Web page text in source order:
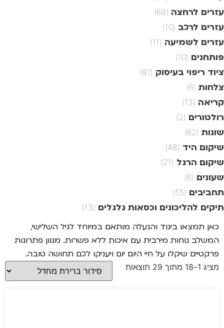
עזרים לרחצה (68)
עזרים לרכב (10)
עזרים לשמיעה (11)
פותחנים (10)
ציוד ריפוי בעיסוק (81)
צלחות (6)
קריאה (13)
רולטורים (2)
שונות (62)
שיקום היד (48)
שיקום הרגל (21)
שעונים (6)
תחביבים (55)
תיקים להליכונים וכסאות גלגלים (13)
כאן תמצאו ביגוד והנעלה מותאם במיוחד לגיל השלישי,
המשלב נוחות מירבית עם איכות ללא פשרות. מגוון פתרונות
פרקטיים שיקלו על חיי היום יום ויעניקו לכם תחושה טובה.
מציג 1–18 מתוך 29 תוצאות